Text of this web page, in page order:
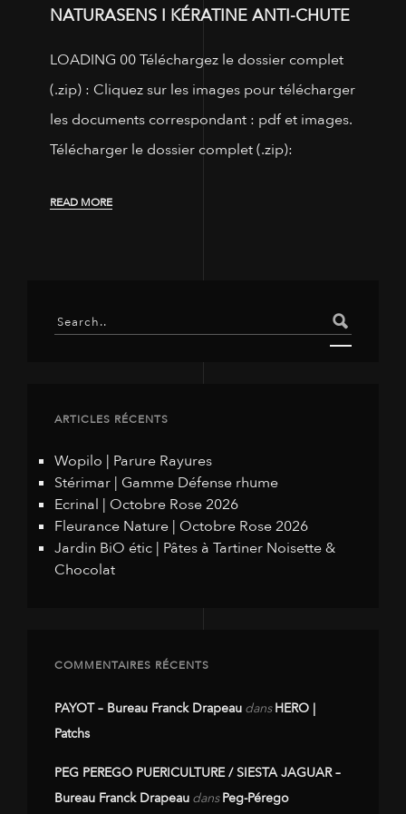
NATURASENS I KÉRATINE ANTI-CHUTE
LOADING 00 Téléchargez le dossier complet
(.zip) : Cliquez sur les images pour télécharger
les documents correspondant : pdf et images.
Télécharger le dossier complet (.zip):
READ MORE
ARTICLES RÉCENTS
Wopilo | Parure Rayures
Stérimar | Gamme Défense rhume
Ecrinal | Octobre Rose 2026
Fleurance Nature | Octobre Rose 2026
Jardin BiO étic | Pâtes à Tartiner Noisette &
Chocolat
COMMENTAIRES RÉCENTS
PAYOT – Bureau Franck Drapeau dansHERO |
Patchs
PEG PEREGO PUERICULTURE / SIESTA JAGUAR –
Bureau Franck Drapeau dansPeg-Pérego